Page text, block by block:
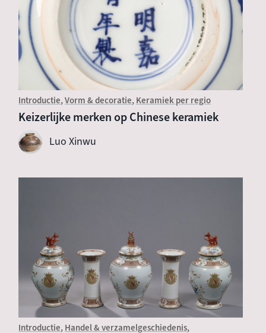
Introductie Vorm & decoratie Keramiek per regio
Keizerlijke merken op Chinese keramiek
Luo Xinwu
Introductie Handel & verzamelgeschiedenis